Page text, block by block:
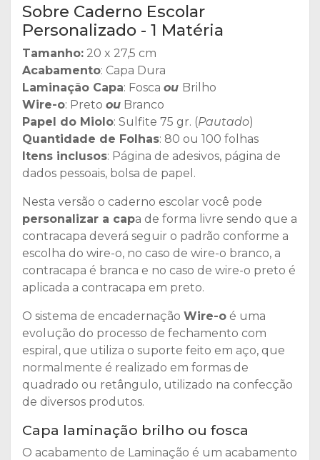
Sobre Caderno Escolar
Personalizado - 1 Matéria
Tamanho: 20 x 27,5 cm
Acabamento: Capa Dura
Laminação Capa: Fosca ou Brilho
Wire-o: Preto ou Branco
Papel do Miolo: Sulfite 75 gr. (Pautado)
Quantidade de Folhas: 80 ou 100 folhas
Itens inclusos: Página de adesivos, página de
dados pessoais, bolsa de papel.
Nesta versão o caderno escolar você pode
personalizar a capa de forma livre sendo que a
contracapa deverá seguir o padrão conforme a
escolha do wire-o, no caso de wire-o branco, a
contracapa é branca e no caso de wire-o preto é
aplicada a contracapa em preto.
O sistema de encadernação Wire-o é uma
evolução do processo de fechamento com
espiral, que utiliza o suporte feito em aço, que
normalmente é realizado em formas de
quadrado ou retângulo, utilizado na confecção
de diversos produtos.
Capa laminação brilho ou fosca
O acabamento de Laminação é um acabamento